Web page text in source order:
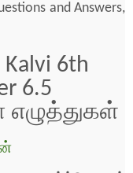
and Answers,
Kalvi 6th
6.5
எழுத்துகள்